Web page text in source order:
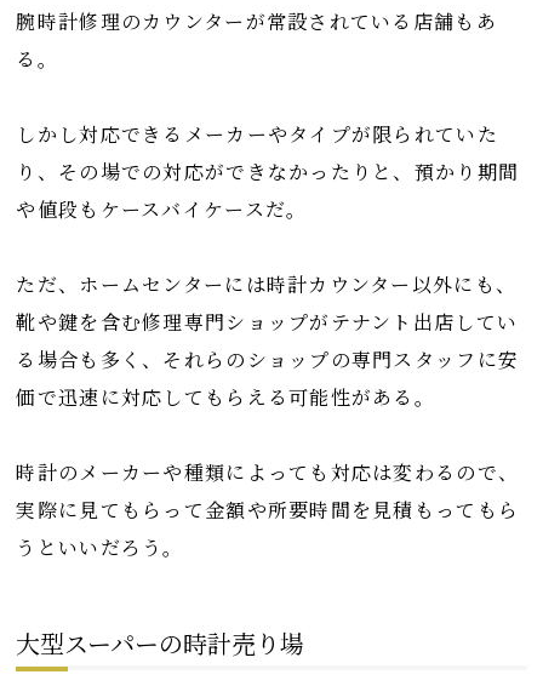
腕時計修理のカウンターが常設されている店舗もあ
る。
しかし対応できるメーカーやタイプが限られていた
り、その場での対応ができなかったりと、預かり期間
や値段もケースバイケースだ。
ただ、ホームセンターには時計カウンター以外にも、
靴や鍵を含む修理専門ショップがテナント出店してい
る場合も多く、それらのショップの専門スタッフに安
価で迅速に対応してもらえる可能性がある。
時計のメーカーや種類によっても対応は変わるので、
実際に見てもらって金額や所要時間を見積もってもら
うといいだろう。
大型スーパーの時計売り場